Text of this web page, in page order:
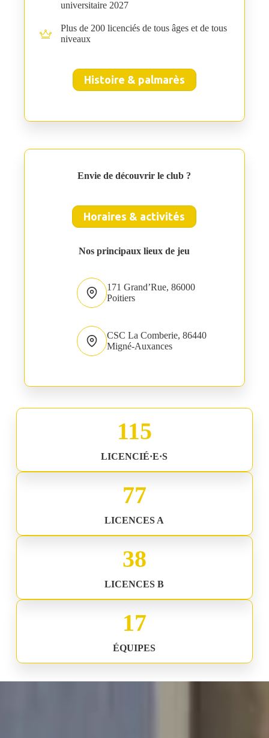
universitaire 2027
Plus de 200 licenciés de tous âges et de tous
niveaux
Histoire & palmarès
Envie de découvrir le club ?
Horaires & activités
Nos principaux lieux de jeu
171 Grand’Rue, 86000
Poitiers
CSC La Comberie, 86440
Migné-Auxances
202
LICENCIÉ·E·S
136
LICENCES A
66
LICENCES B
30
ÉQUIPES